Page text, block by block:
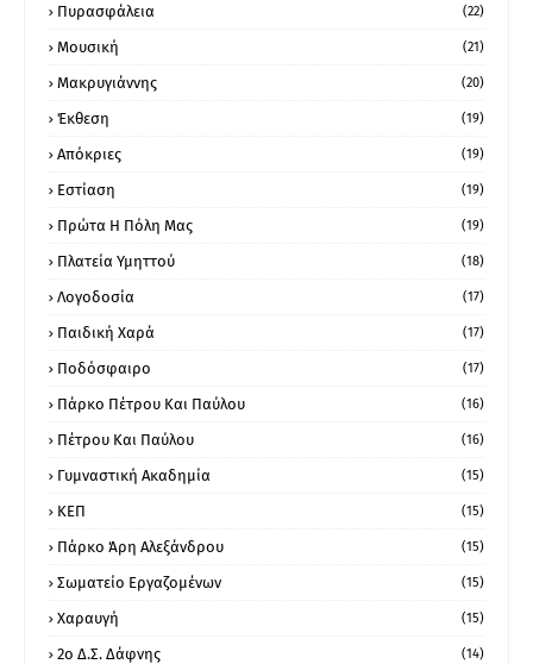
Πυρασφάλεια (22)
Μουσική (21)
Μακρυγιάννης (20)
Έκθεση (19)
Απόκριες (19)
Εστίαση (19)
Πρώτα Η Πόλη Μας (19)
Πλατεία Υμηττού (18)
Λογοδοσία (17)
Παιδική Χαρά (17)
Ποδόσφαιρο (17)
Πάρκο Πέτρου Και Παύλου (16)
Πέτρου Και Παύλου (16)
Γυμναστική Ακαδημία (15)
ΚΕΠ (15)
Πάρκο Άρη Αλεξάνδρου (15)
Σωματείο Εργαζομένων (15)
Χαραυγή (15)
2ο Δ.Σ. Δάφνης (14)